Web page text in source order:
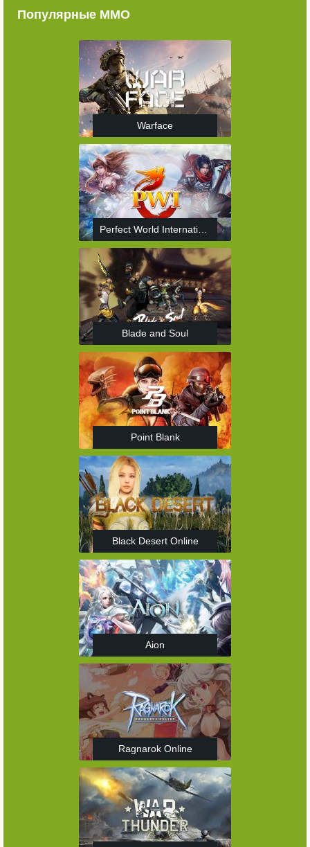
Популярные ММО
Warface
Perfect World International
Blade and Soul
Point Blank
Black Desert Online
Aion
Ragnarok Online